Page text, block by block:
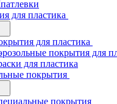
для пластика
для пластика
покрытия для
для пластика
покрытия
покрытия